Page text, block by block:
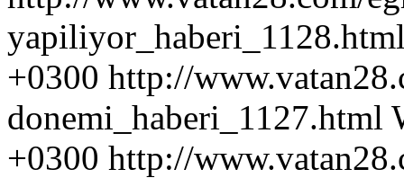
+0300 http://
donemi_haberi_1127.html
+0300 http://